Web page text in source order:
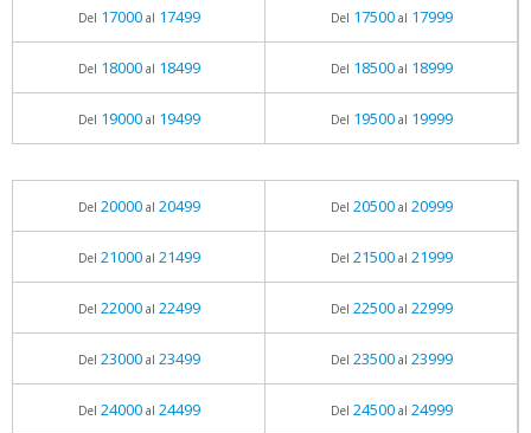
Del 17000al 17499 Del 17500al 17999
Del 18000al 18499 Del 18500al 18999
Del 19000al 19499 Del 19500al 19999
Del 20000al 20499 Del 20500al 20999
Del 21000al 21499 Del 21500al 21999
Del 22000al 22499 Del 22500al 22999
Del 23000al 23499 Del 23500al 23999
Del 24000al 24499 Del 24500al 24999